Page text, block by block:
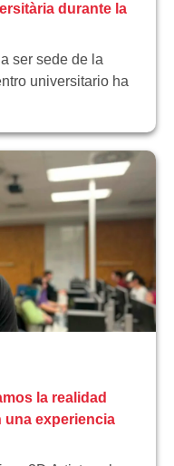
durante la
ser sede de la
universitario ha
la realidad
una experiencia